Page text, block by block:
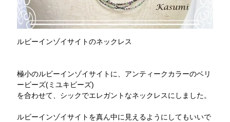
ルビーインゾイサイトのネックレス
極小のルビーインゾイサイトに、アンティークカラーのベリ
ービーズ(ミユキビーズ)
を合わせて、シックでエレガントなネックレスにしました。
ルビーインゾイサイトを真ん中に見えるようにしてもいいで